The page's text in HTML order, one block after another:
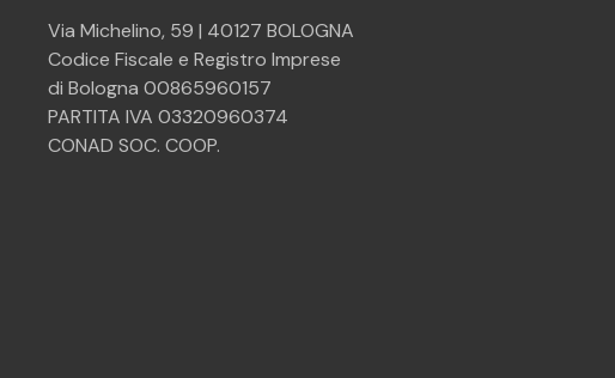
Via Michelino, 59 | 40127 BOLOGNA
Codice Fiscale e Registro Imprese
di Bologna 00865960157
PARTITA IVA 03320960374
CONAD SOC. COOP.